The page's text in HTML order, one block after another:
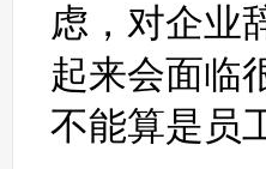
虑，对企业
起来会面临
不能算是员